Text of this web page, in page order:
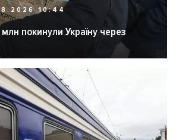
10:44
покинули Україну через